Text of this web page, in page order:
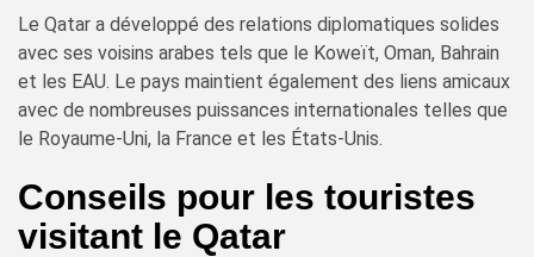
Le Qatar a développé des relations diplomatiques solides
avec ses voisins arabes tels que le Koweït, Oman, Bahrain
et les EAU. Le pays maintient également des liens amicaux
avec de nombreuses puissances internationales telles que
le Royaume-Uni, la France et les États-Unis.
Conseils pour les touristes
visitant le Qatar